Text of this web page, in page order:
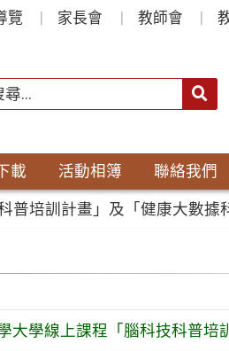
覽 家長會 教師會
載 活動相簿 聯絡我們
普培訓計畫」及「健康大數據
大學線上課程「腦科技科普培